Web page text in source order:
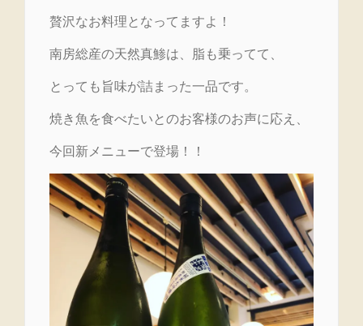
贅沢なお料理となってますよ！
南房総産の天然真鯵は、脂も乗ってて、
とっても旨味が詰まった一品です。
焼き魚を食べたいとのお客様のお声に応え、
今回新メニューで登場！！